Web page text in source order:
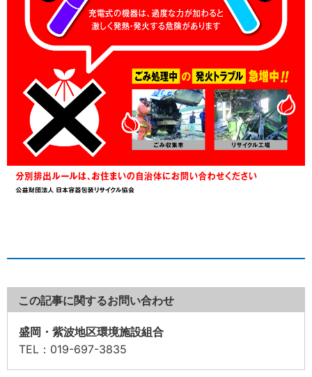
この記事に関するお問い合わせ
盛岡・紫波地区環境施設組合
TEL ：019-697-3835